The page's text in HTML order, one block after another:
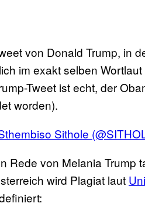
von Donald Trump, in
im exakt selben
Tweet ist echt, der
worden).
Sithole
Rede von Melania Trump
wird Plagiat laut